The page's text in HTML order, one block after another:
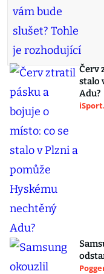
Červ
stalo
Adu?